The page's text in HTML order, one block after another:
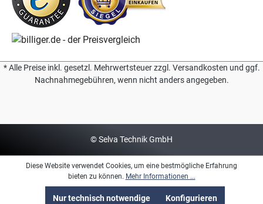
* Alle Preise inkl. gesetzl. Mehrwertsteuer zzgl. Versandkosten und ggf.
Nachnahmegebühren, wenn nicht anders angegeben.
© Selva Technik GmbH
Diese Website verwendet Cookies, um eine bestmögliche Erfahrung
bieten zu können. Mehr Informationen ...
Nur technisch notwendige Konfigurieren